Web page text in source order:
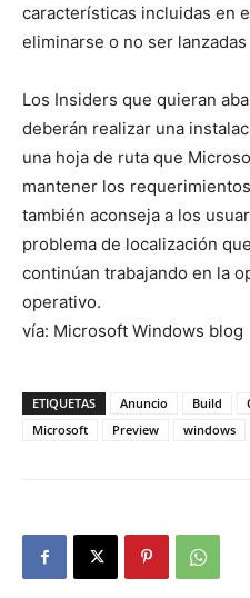
características incluidas en
eliminarse o no ser
Los Insiders que quieran
deberán realizar una
una hoja de ruta que
mantener los
también aconseja a los
problema de localización
continúan trabajando en la
operativo.
vía: Microsoft Windows blog
ETIQUETAS Anuncio Build
Microsoft
Preview windows